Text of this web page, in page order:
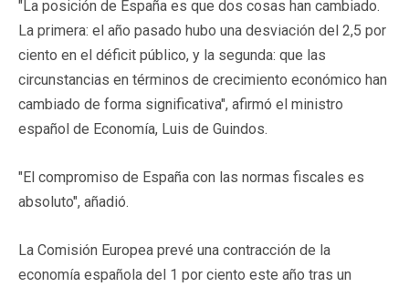
"La posición de España es que dos cosas han cambiado.
La primera: el año pasado hubo una desviación del 2,5 por
ciento en el déficit público, y la segunda: que las
circunstancias en términos de crecimiento económico han
cambiado de forma significativa", afirmó el ministro
español de Economía, Luis de Guindos.
"El compromiso de España con las normas fiscales es
absoluto", añadió.
La Comisión Europea prevé una contracción de la
economía española del 1 por ciento este año tras un